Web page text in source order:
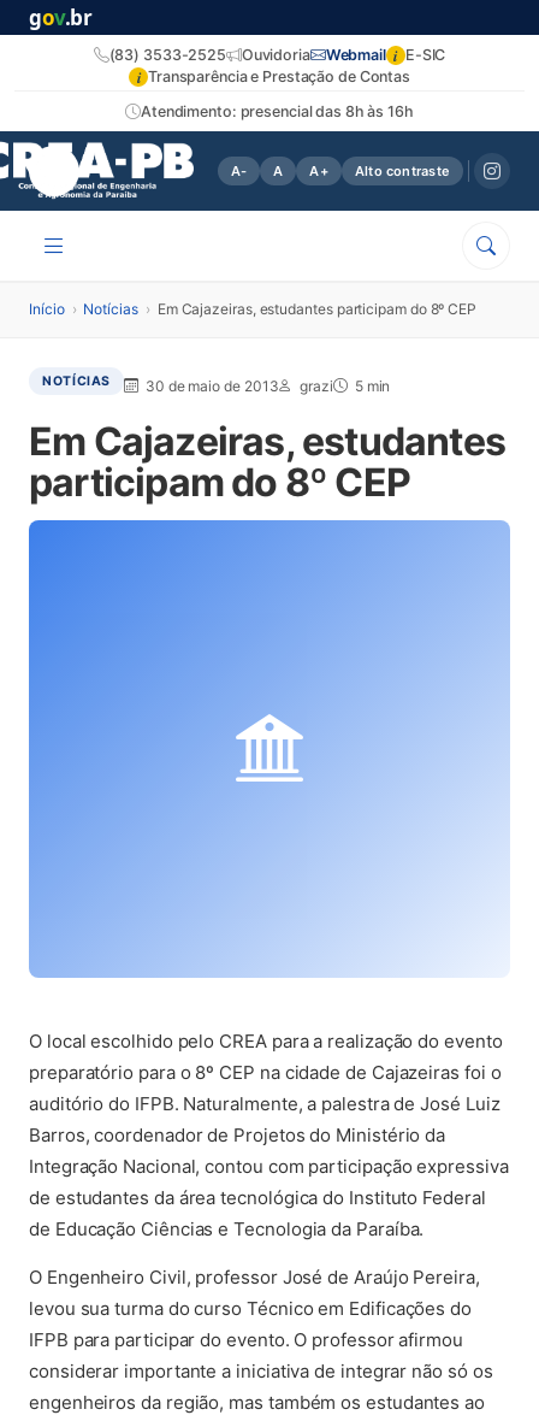
gov.br
Atendimento: presencial das 8h às 16h
(83) 3533-2525 Ouvidoria Webmail i E-SIC
i Transparência e Prestação de Contas
A- A A+ Alto contraste
Início › Notícias › Em Cajazeiras, estudantes participam do 8º CEP
NOTÍCIAS 30 de maio de 2013 grazi 5 min
Em Cajazeiras, estudantes
participam do 8º CEP
(abre em nova aba)
O local escolhido pelo CREA para a realização do evento
preparatório para o 8º CEP na cidade de Cajazeiras foi o
auditório do IFPB. Naturalmente, a palestra de José Luiz
Barros, coordenador de Projetos do Ministério da
Integração Nacional, contou com participação expressiva
de estudantes da área tecnológica do Instituto Federal
de Educação Ciências e Tecnologia da Paraíba.
O Engenheiro Civil, professor José de Araújo Pereira,
levou sua turma do curso Técnico em Edificações do
IFPB para participar do evento. O professor afirmou
considerar importante a iniciativa de integrar não só os
engenheiros da região, mas também os estudantes ao